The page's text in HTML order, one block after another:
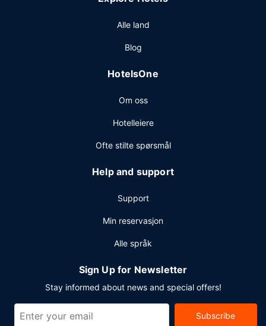
Alle land
Blog
HotelsOne
Om oss
Hotelleiere
Ofte stilte spørsmål
Help and support
Support
Min reservasjon
Alle språk
Sign Up for Newsletter
Stay informed about news and special offers!
Subscribe